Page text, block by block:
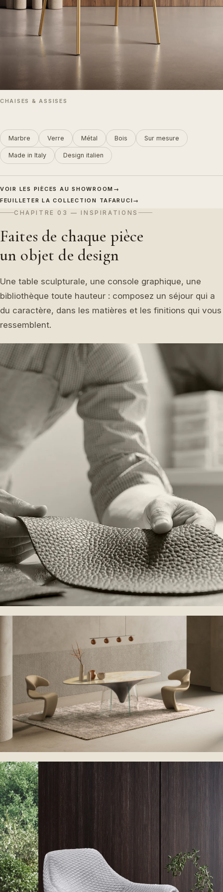
CHAISES & ASSISES
Marbre Verre Métal Bois Sur mesure
Made in Italy Design italien
VOIR LES PIÈCES AU SHOWROOM →
FEUILLETER LA COLLECTION TAFARUCI →
CHAPITRE 03 — INSPIRATIONS
Faites de chaque pièce
un objet de design
Une table sculpturale, une console graphique, une
bibliothèque toute hauteur : composez un séjour qui a
du caractère, dans les matières et les finitions qui vous
ressemblent.